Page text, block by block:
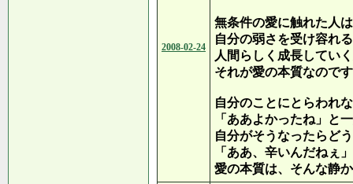
2008-02-24
無条件の愛に触れた人
自分の弱さを受け容れ
人間らしく成長してい
それが愛の本質なので
自分のことにとらわれ
「ああよかったね」と
自分がそうなったらど
「ああ、辛いんだねぇ
愛の本質は、そんな静